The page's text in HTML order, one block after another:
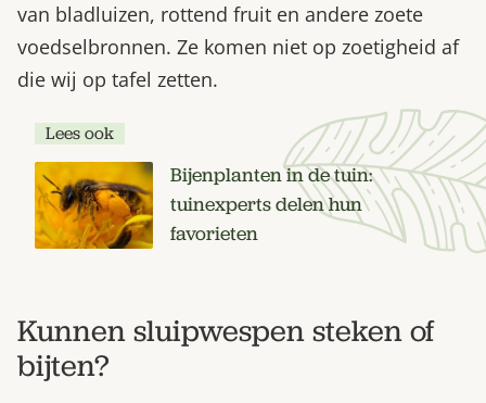
van bladluizen, rottend fruit en andere zoete
voedselbronnen. Ze komen niet op zoetigheid af
die wij op tafel zetten.
Lees ook
Bijenplanten in de tuin:
tuinexperts delen hun
favorieten
Kunnen sluipwespen steken of
bijten?